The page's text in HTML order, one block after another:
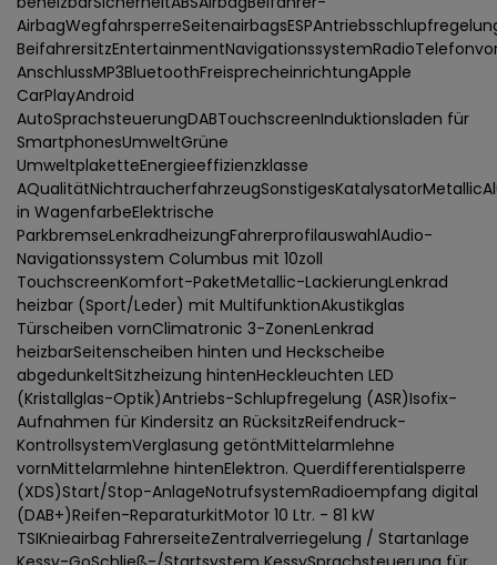
AnschlussMP3BluetoothFreisprecheinrichtungApple
CarPlayAndroid
AutoSprachsteuerungDABTouchscreenInduktionsladen für
SmartphonesUmweltGrüne
UmweltplaketteEnergieeffizienzklasse
in WagenfarbeElektrische
ParkbremseLenkradheizungFahrerprofilauswahlAudio-
Navigationssystem Columbus mit 10zoll
TouchscreenKomfort-PaketMetallic-LackierungLenkrad
heizbar (Sport/Leder) mit MultifunktionAkustikglas
Türscheiben vornClimatronic 3-ZonenLenkrad
heizbarSeitenscheiben hinten und Heckscheibe
abgedunkeltSitzheizung hintenHeckleuchten LED
(Kristallglas-Optik)Antriebs-Schlupfregelung (ASR)Isofix-
Aufnahmen für Kindersitz an RücksitzReifendruck-
KontrollsystemVerglasung getöntMittelarmlehne
vornMittelarmlehne hintenElektron. Querdifferentialsperre
(XDS)Start/Stop-AnlageNotrufsystemRadioempfang digital
(DAB+)Reifen-ReparaturkitMotor 10 Ltr. - 81 kW
TSIKnieairbag FahrerseiteZentralverriegelung / Startanlage